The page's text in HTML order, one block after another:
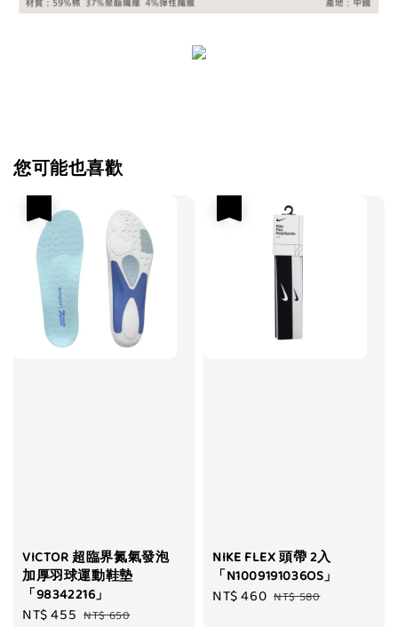
您可能也喜歡
VICTOR 超臨界氮氣發泡
加厚羽球運動鞋墊
「98342216」
Sale
NT$ 455 Regular
NT$ 650
NIKE FLEX 頭帶 2入
「N1009191036OS」
Sale
NT$ 460 Regular
NT$ 580